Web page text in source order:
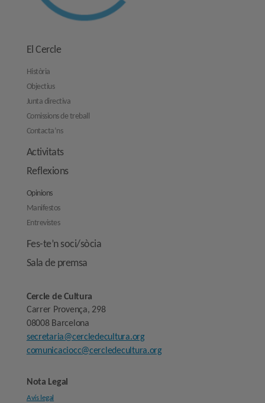
El Cercle
Història
Objectius
Junta directiva
Comissions de treball
Contacta’ns
Activitats
Reflexions
Opinions
Manifestos
Entrevistes
Fes-te’n soci/sòcia
Sala de premsa
Cercle de Cultura
Carrer Provença, 298
08008 Barcelona
secretaria@cercledecultura.org
comunicaciocc@cercledecultura.org
Nota Legal
Avís legal